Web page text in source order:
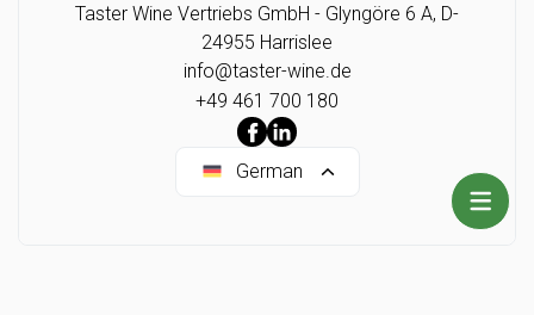
Lieferant
Taster Wine Portfolio
CSR-Berichte
Taster Wine Vertriebs GmbH - Glyngöre 6 A, D-
24955 Harrislee
info@taster-wine.de
+49 461 700 180
German